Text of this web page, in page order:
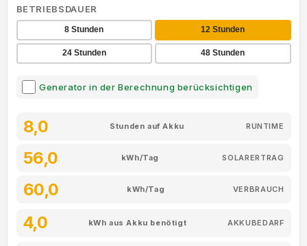
BETRIEBSDAUER
8 Stunden 12 Stunden
24 Stunden 48 Stunden
Generator in der Berechnung berücksichtigen
8,0 Stunden auf Akku RUNTIME
56,0 kWh/Tag SOLARERTRAG
60,0 kWh/Tag VERBRAUCH
4,0 kWh aus Akku benötigt AKKUBEDARF